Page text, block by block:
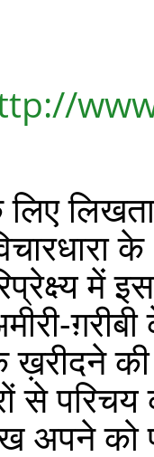
में
ख़रीदने
से परिचय
अपने